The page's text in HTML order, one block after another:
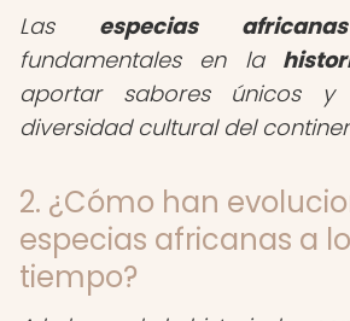
Las especias africanas
fundamentales en la
aportar sabores únicos y
diversidad cultural del
2. ¿Cómo han
especias africanas a
tiempo?